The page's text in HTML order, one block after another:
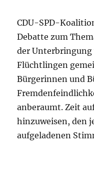
CDU-SPD-
Debatte zum
der Unterbringung
Flüchtlingen
Bürgerinnen und
anberaumt. Zeit
hinzuweisen, den
aufgeladenen